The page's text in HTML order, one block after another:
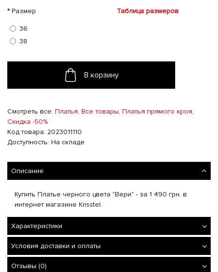
Таблица размеров
Размер
36
38
В корзину
Смотреть все: Платья, Все товары, Платья прямого кроя,
Скидка -50%
Код товара: 2023011110
Доступность: На складе
Описание
Купить Платье черного цвета "Вери" - за 1 490 грн. в
интернет магазине Krisstel.
Характеристики
Условия доставки и оплаты
Отзывы (0)